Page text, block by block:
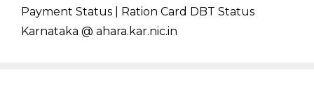
Payment Status | Ration Card DBT Status
Karnataka @ ahara.kar.nic.in